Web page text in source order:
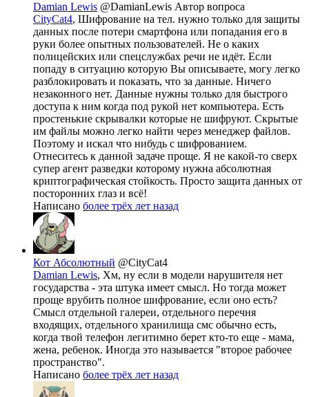
Damian Lewis @DamianLewis Автор вопроса
CityCat4, Шифрование на тел. нужно только для защиты
данных после потери смартфона или попадания его в
руки более опытных пользователей. Не о каких
полицейских или спецслужбах речи не идёт. Если
попаду в ситуацию которую Вы описываете, могу легко
разблокировать и показать, что за данные. Ничего
незаконного нет. Данные нужны только для быстрого
доступа к ним когда под рукой нет компьютера. Есть
простенькие скрывалки которые не шифруют. Скрытые
им файлы можно легко найти через менеджер файлов.
Поэтому и искал что нибудь с шифрованием.
Отнеситесь к данной задаче проще. Я не какой-то сверх
супер агент разведки которому нужна абсолютная
криптографическая стойкость. Просто защита данных от
посторонних глаз и всё!
Написано более трёх лет назад
Кот Абсолютный @CityCat4
Damian Lewis, Хм, ну если в модели нарушителя нет
государства - эта штука имеет смысл. Но тогда может
проще врубить полное шифрование, если оно есть?
Смысл отдельной галереи, отдельного перечня
входящих, отдельного хранилища смс обычно есть,
когда твой телефон легитимно берет кто-то еще - мама,
жена, ребенок. Иногда это называется "второе рабочее
пространство".
Написано более трёх лет назад